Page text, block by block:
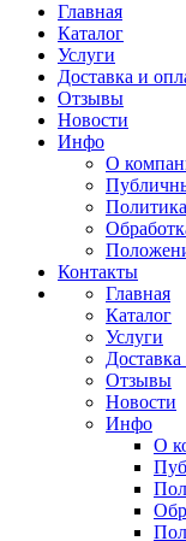
Главная
Каталог
Услуги
Доставка и
Отзывы
Новости
Инфо
О
Контакты
Главная
Каталог
Услуги
Доставка
Отзывы
Новости
Инфо
О